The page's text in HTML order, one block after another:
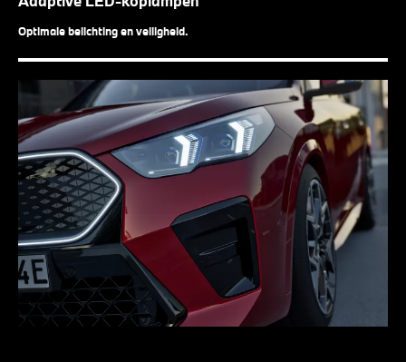
Optimale belichting en veiligheid.